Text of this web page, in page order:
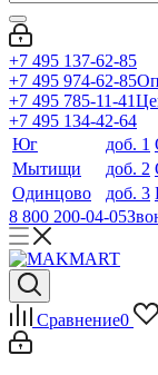
+7 495 137-62-85
+7 495 974-62-85
+7 495 785-11-41
+7 495 134-42-64
Юг
доб. 1
Мытищи
доб. 2
Одинцово
доб. 3
8 800 200-04-05
Сравнение0